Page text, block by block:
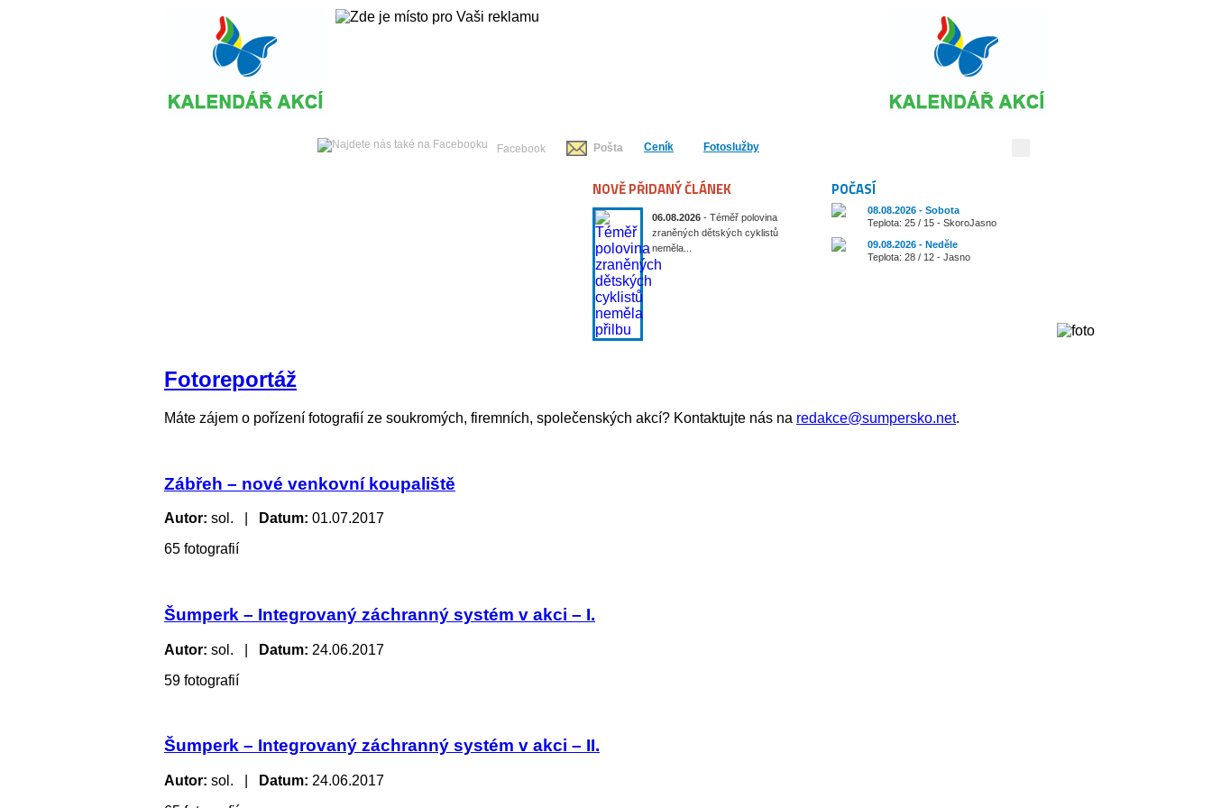
Facebook Pošta Ceník Fotoslužby
NOVĚ PŘIDANÝ ČLÁNEK
06.08.2026 - Téměř polovina
zraněných dětských cyklistů
neměla...
POČASÍ
08.08.2026 - Sobota
Teplota: 25 / 15 - SkoroJasno
09.08.2026 - Neděle
Teplota: 28 / 12 - Jasno
Fotoreportáž
Máte zájem o pořízení fotografií ze soukromých, firemních, společenských akcí? Kontaktujte nás na redakce@sumpersko.net.
Zábřeh – nové venkovní koupaliště
Autor: sol. | Datum: 01.07.2017
65 fotografií
Šumperk – Integrovaný záchranný systém v akci – I.
Autor: sol. | Datum: 24.06.2017
59 fotografií
Šumperk – Integrovaný záchranný systém v akci – II.
Autor: sol. | Datum: 24.06.2017